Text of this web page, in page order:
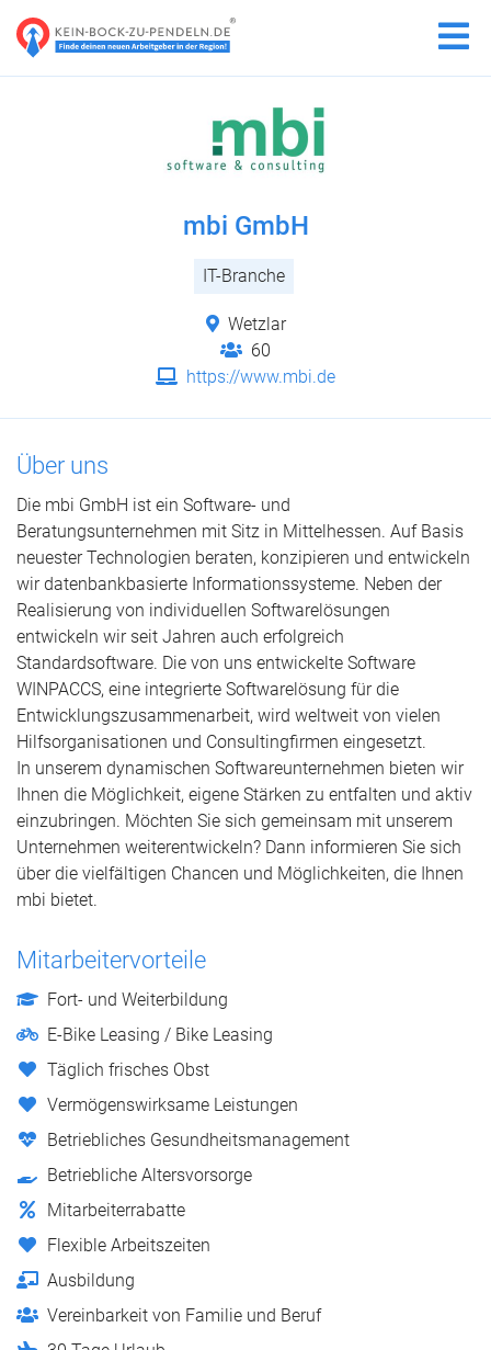
mbi GmbH
IT-Branche
Wetzlar
60
https://www.mbi.de
Über uns
Die mbi GmbH ist ein Software- und
Beratungsunternehmen mit Sitz in Mittelhessen. Auf Basis
neuester Technologien beraten, konzipieren und entwickeln
wir datenbankbasierte Informationssysteme. Neben der
Realisierung von individuellen Softwarelösungen
entwickeln wir seit Jahren auch erfolgreich
Standardsoftware. Die von uns entwickelte Software
WINPACCS, eine integrierte Softwarelösung für die
Entwicklungszusammenarbeit, wird weltweit von vielen
Hilfsorganisationen und Consultingfirmen eingesetzt.
In unserem dynamischen Softwareunternehmen bieten wir
Ihnen die Möglichkeit, eigene Stärken zu entfalten und aktiv
einzubringen. Möchten Sie sich gemeinsam mit unserem
Unternehmen weiterentwickeln? Dann informieren Sie sich
über die vielfältigen Chancen und Möglichkeiten, die Ihnen
mbi bietet.
Mitarbeitervorteile
Fort- und Weiterbildung
E-Bike Leasing / Bike Leasing
Täglich frisches Obst
Vermögenswirksame Leistungen
Betriebliches Gesundheitsmanagement
Betriebliche Altersvorsorge
Mitarbeiterrabatte
Flexible Arbeitszeiten
Ausbildung
Vereinbarkeit von Familie und Beruf